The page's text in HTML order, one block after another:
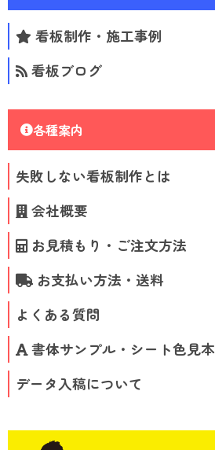
看板制作・施工事例
看板ブログ
各種案内
失敗しない看板制作とは
会社概要
お見積もり・ご注文方法
お支払い方法・送料
よくある質問
書体サンプル・シート色見本
データ入稿について